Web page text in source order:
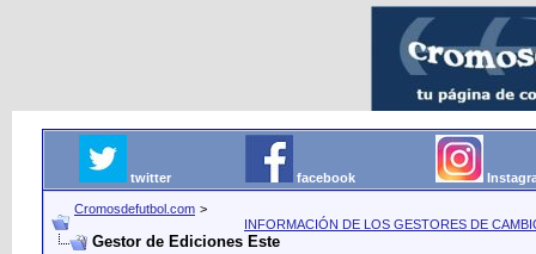
twitter facebook
Cromosdefutbol.com >
INFORMACIÓN DE LOS GESTORES DE
Gestor de Ediciones Este